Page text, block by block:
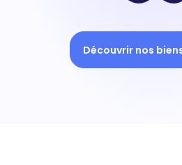
Découvrir nos